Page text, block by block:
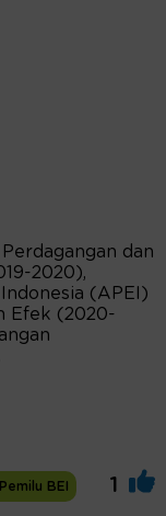
dan
2020),
(APEI)
Efek (2020-
BEI 1